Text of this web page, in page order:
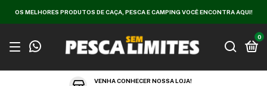
OS MELHORES PRODUTOS DE CAÇA, PESCA E CAMPING VOCÊ ENCONTRA AQUI!
0
VENHA CONHECER NOSSA LOJA!